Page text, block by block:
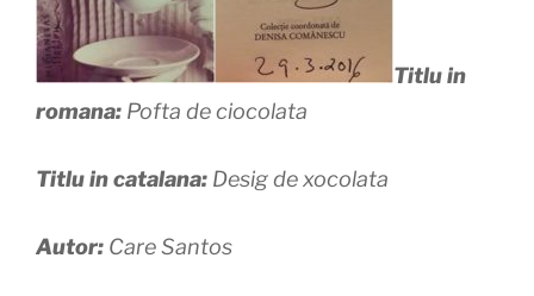
Titlu in
romana: Pofta de ciocolata
Titlu in catalana: Desig de xocolata
Autor: Care Santos